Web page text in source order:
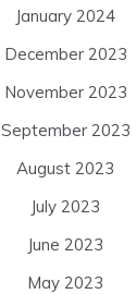
January 2024
December 2023
November 2023
September 2023
August 2023
July 2023
June 2023
May 2023